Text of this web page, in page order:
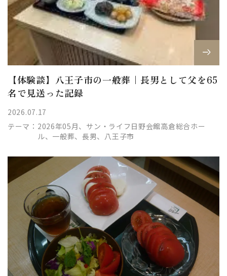
【体験談】八王子市の一般葬｜長男として父を65
名で見送った記録
2026.07.17
テーマ： 2026年05月、サン・ライフ日野会館高倉総合ホー
ル、一般葬、長男、八王子市